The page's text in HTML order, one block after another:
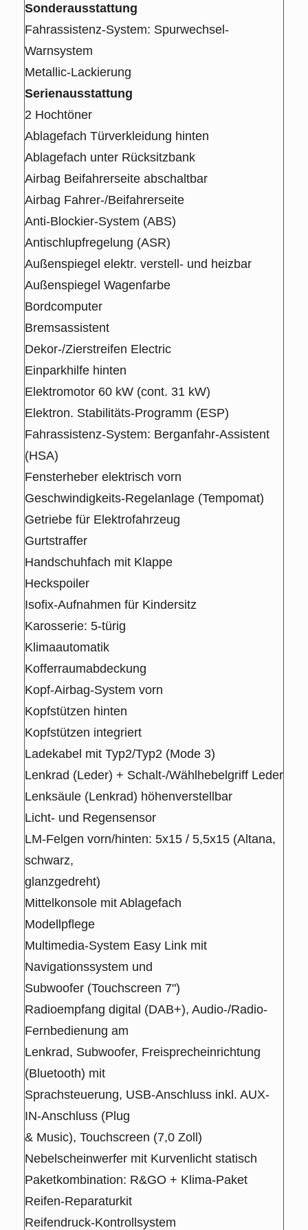
Sonderausstattung
Fahrassistenz-System: Spurwechsel-
Warnsystem
Metallic-Lackierung
Serienausstattung
2 Hochtöner
Ablagefach Türverkleidung hinten
Ablagefach unter Rücksitzbank
Airbag Beifahrerseite abschaltbar
Airbag Fahrer-/Beifahrerseite
Anti-Blockier-System (ABS)
Antischlupfregelung (ASR)
Außenspiegel elektr. verstell- und heizbar
Außenspiegel Wagenfarbe
Bordcomputer
Bremsassistent
Dekor-/Zierstreifen Electric
Einparkhilfe hinten
Elektromotor 60 kW (cont. 31 kW)
Elektron. Stabilitäts-Programm (ESP)
Fahrassistenz-System: Berganfahr-Assistent
(HSA)
Fensterheber elektrisch vorn
Geschwindigkeits-Regelanlage (Tempomat)
Getriebe für Elektrofahrzeug
Gurtstraffer
Handschuhfach mit Klappe
Heckspoiler
Isofix-Aufnahmen für Kindersitz
Karosserie: 5-türig
Klimaautomatik
Kofferraumabdeckung
Kopf-Airbag-System vorn
Kopfstützen hinten
Kopfstützen integriert
Ladekabel mit Typ2/Typ2 (Mode 3)
Lenkrad (Leder) + Schalt-/Wählhebelgriff Leder
Lenksäule (Lenkrad) höhenverstellbar
Licht- und Regensensor
LM-Felgen vorn/hinten: 5x15 / 5,5x15 (Altana,
schwarz,
glanzgedreht)
Mittelkonsole mit Ablagefach
Modellpflege
Multimedia-System Easy Link mit
Navigationssystem und
Subwoofer (Touchscreen 7")
Radioempfang digital (DAB+), Audio-/Radio-
Fernbedienung am
Lenkrad, Subwoofer, Freisprecheinrichtung
(Bluetooth) mit
Sprachsteuerung, USB-Anschluss inkl. AUX-
IN-Anschluss (Plug
& Music), Touchscreen (7,0 Zoll)
Nebelscheinwerfer mit Kurvenlicht statisch
Paketkombination: R&GO + Klima-Paket
Reifen-Reparaturkit
Reifendruck-Kontrollsystem